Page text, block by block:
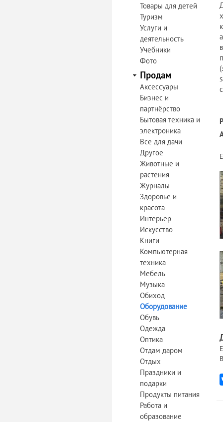
Товары для детей
Туризм
Услуги и
деятельность
Учебники
Фото
Продам
Аксессуары
Бизнес и
партнёрство
Бытовая техника и
электроника
Все для дачи
Другое
Животные и
растения
Журналы
Здоровье и
красота
Интерьер
Искусство
Книги
Компьютерная
техника
Мебель
Музыка
Обиход
Оборудование
Обувь
Одежда
Оптика
Отдам даром
Отдых
Праздники и
подарки
Продукты питания
Работа и
образование